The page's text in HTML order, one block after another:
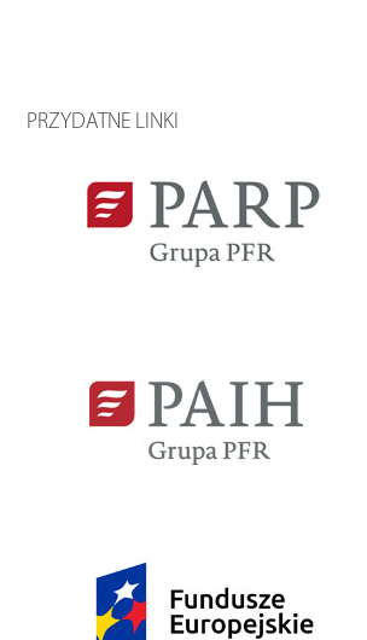
PRZYDATNE LINKI